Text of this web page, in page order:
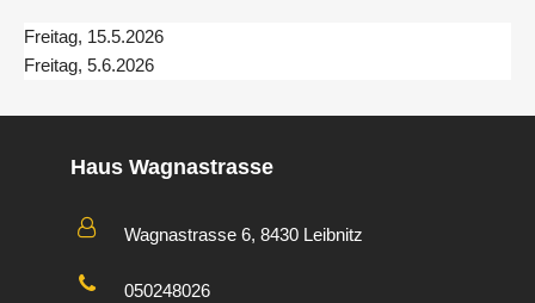
Freitag, 15.5.2026
Freitag, 5.6.2026
Haus Wagnastrasse
Wagnastrasse 6, 8430 Leibnitz
050248026